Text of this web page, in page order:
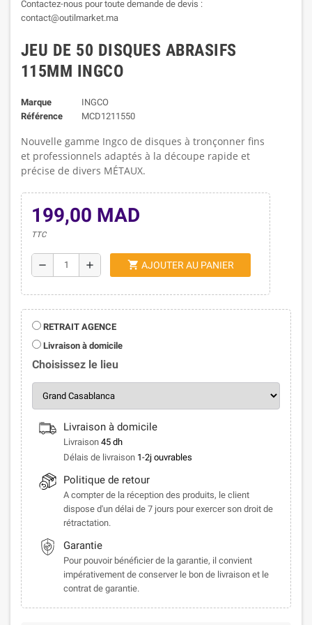
Contactez-nous pour toute demande de devis :
contact@outilmarket.ma
JEU DE 50 DISQUES ABRASIFS
115MM INGCO
Marque
INGCO
Référence
MCD1211550
Nouvelle gamme Ingco de disques à tronçonner fins
et professionnels adaptés à la découpe rapide et
précise de divers MÉTAUX.
199,00 MAD
TTC
remove add shopping_cart AJOUTER AU PANIER
RETRAIT AGENCE
Livraison à domicile
Choisissez le lieu
Livraison à domicile
Livraison 45 dh
Délais de livraison 1-2j ouvrables
Politique de retour
A compter de la réception des produits, le client
dispose d'un délai de 7 jours pour exercer son droit de
rétractation.
Garantie
Pour pouvoir bénéficier de la garantie, il convient
impérativement de conserver le bon de livraison et le
contrat de garantie.